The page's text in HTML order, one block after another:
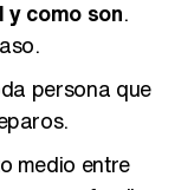
persona que
medio entre
no confundir